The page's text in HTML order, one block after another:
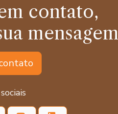
contato,
mensagem